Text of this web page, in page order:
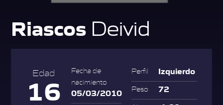
Riascos Deivid
Edad
16
Fecha de
nacimiento
05/03/2010
Perfil Izquierdo
Peso 72